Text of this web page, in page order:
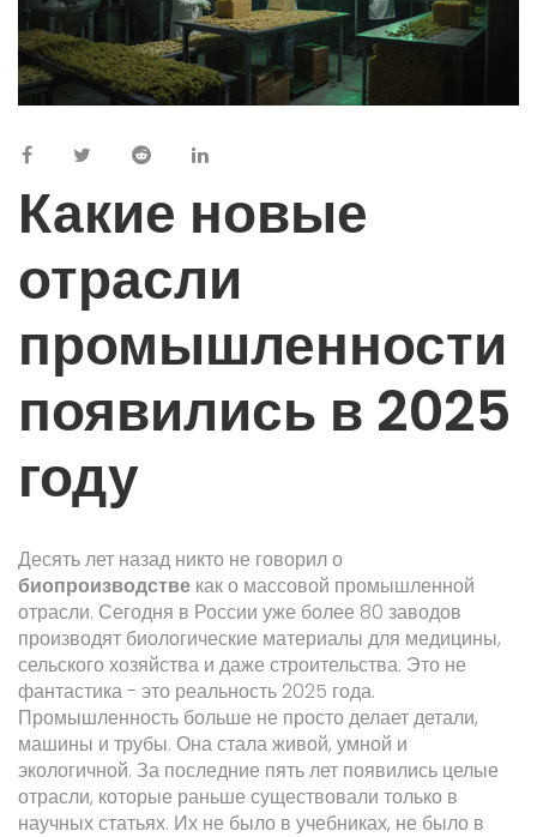
Какие новые
отрасли
промышленности
появились в 2025
году
Десять лет назад никто не говорил о
биопроизводстве как о массовой промышленной
отрасли. Сегодня в России уже более 80 заводов
производят биологические материалы для медицины,
сельского хозяйства и даже строительства. Это не
фантастика - это реальность 2025 года.
Промышленность больше не просто делает детали,
машины и трубы. Она стала живой, умной и
экологичной. За последние пять лет появились целые
отрасли, которые раньше существовали только в
научных статьях. Их не было в учебниках, не было в